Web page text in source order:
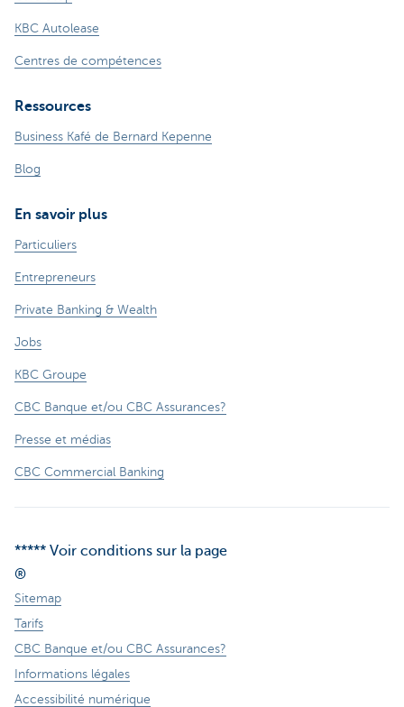
KBC Autolease
Centres de compétences
Ressources
Business Kafé de Bernard Kepenne
Blog
En savoir plus
Particuliers
Entrepreneurs
Private Banking & Wealth
Jobs
KBC Groupe
CBC Banque et/ou CBC Assurances?
Presse et médias
CBC Commercial Banking
***** Voir conditions sur la page
®
Sitemap
Tarifs
CBC Banque et/ou CBC Assurances?
Informations légales
Accessibilité numérique